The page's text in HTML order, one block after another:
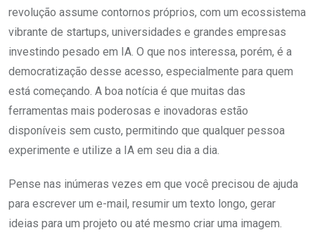
revolução assume contornos próprios, com um ecossistema
vibrante de startups, universidades e grandes empresas
investindo pesado em IA. O que nos interessa, porém, é a
democratização desse acesso, especialmente para quem
está começando. A boa notícia é que muitas das
ferramentas mais poderosas e inovadoras estão
disponíveis sem custo, permitindo que qualquer pessoa
experimente e utilize a IA em seu dia a dia.
Pense nas inúmeras vezes em que você precisou de ajuda
para escrever um e-mail, resumir um texto longo, gerar
ideias para um projeto ou até mesmo criar uma imagem.